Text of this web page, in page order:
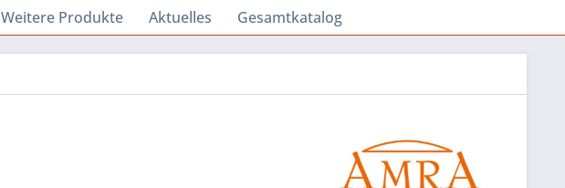
Weitere Produkte Aktuelles Gesamtkatalog